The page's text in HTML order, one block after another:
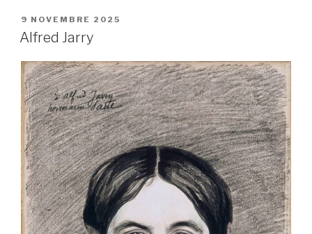
PUBLIÉ
LE
9 NOVEMBRE 2025
Alfred Jarry